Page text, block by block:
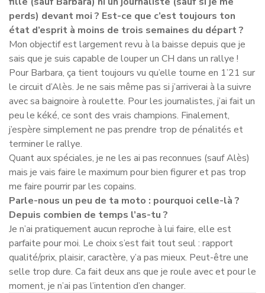
perds) devant moi ? Est-ce que c’est toujours ton
état d’esprit à moins de trois semaines du départ ?
Mon objectif est largement revu à la baisse depuis que je
sais que je suis capable de louper un CH dans un rallye !
Pour Barbara, ça tient toujours vu qu’elle tourne en 1’21 sur
le circuit d’Alès. Je ne sais même pas si j’arriverai à la suivre
avec sa baignoire à roulette. Pour les journalistes, j’ai fait un
peu le kéké, ce sont des vrais champions. Finalement,
j’espère simplement ne pas prendre trop de pénalités et
terminer le rallye.
Quant aux spéciales, je ne les ai pas reconnues (sauf Alès)
mais je vais faire le maximum pour bien figurer et pas trop
me faire pourrir par les copains.
Parle-nous un peu de ta moto : pourquoi celle-là ?
Depuis combien de temps l’as-tu ?
Je n’ai pratiquement aucun reproche à lui faire, elle est
parfaite pour moi. Le choix s’est fait tout seul : rapport
qualité/prix, plaisir, caractère, y’a pas mieux. Peut-être une
selle trop dure. Ca fait deux ans que je roule avec et pour le
moment, je n’ai pas l’intention d’en changer.